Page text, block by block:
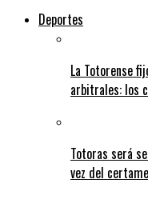
Deportes
La Totorense
arbitrales: los
Totoras será
vez del